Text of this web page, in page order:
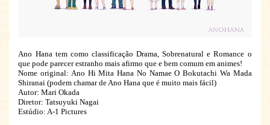
Ano Hana tem como classificação Drama, Sobrenatural e Romance o
que pode parecer estranho mais afirmo que e bem comum em animes!
Nome original: Ano Hi Mita Hana No Namae O Bokutachi Wa Mada
Shiranai (podem chamar de Ano Hana que é muito mais fácil)
Autor: Mari Okada
Diretor: Tatsuyuki Nagai
Estúdio: A-1 Pictures